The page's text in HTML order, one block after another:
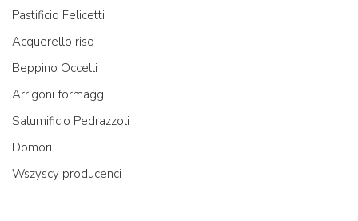
Pastificio Felicetti
Acquerello riso
Beppino Occelli
Arrigoni formaggi
Salumificio Pedrazzoli
Domori
Wszyscy producenci